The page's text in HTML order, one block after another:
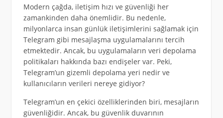
Modern çağda, iletişim hızı ve güvenliği her
zamankinden daha önemlidir. Bu nedenle,
milyonlarca insan günlük iletişimlerini sağlamak için
Telegram gibi mesajlaşma uygulamalarını tercih
etmektedir. Ancak, bu uygulamaların veri depolama
politikaları hakkında bazı endişeler var. Peki,
Telegram’un gizemli depolama yeri nedir ve
kullanıcıların verileri nereye gidiyor?
Telegram’un en çekici özelliklerinden biri, mesajların
güvenliğidir. Ancak, bu güvenlik duvarının